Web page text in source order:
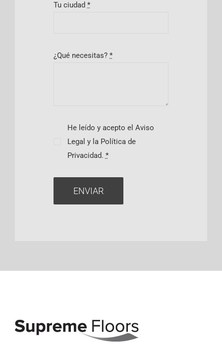
Tu ciudad*
¿Qué necesitas?*
He leído y acepto el Aviso
Legal y la Política de
Privacidad. *
ENVIAR